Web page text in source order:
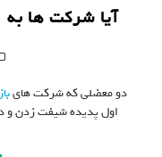
آیا شرکت ها به
دو معضلی که شرکت های
اول پدیده شیفت زدن و